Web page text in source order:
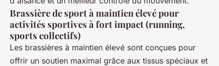
Brassière de sport à maintien élevé pour
activités sportives à fort impact (running,
sports collectifs)
Les brassières à maintien élevé sont conçues pour
offrir un soutien maximal grâce aux tissus spéciaux et